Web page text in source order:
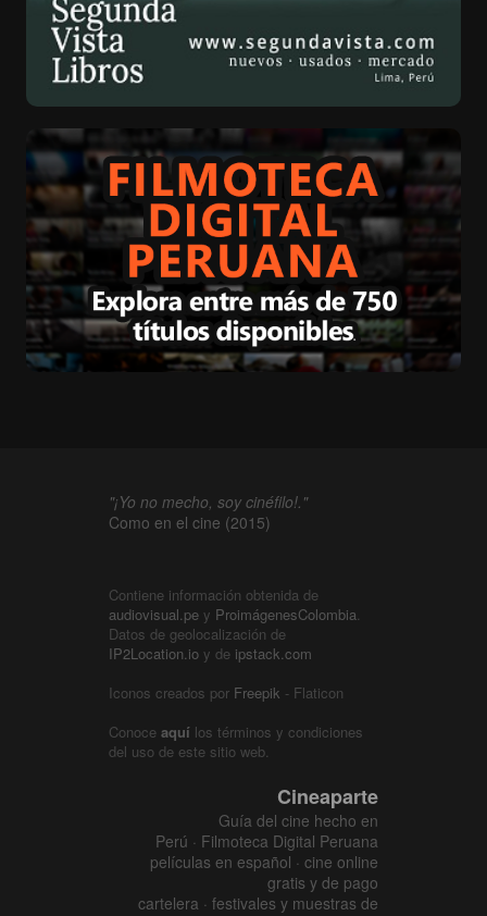
"¡Yo no mecho, soy cinéfilo!."
Como en el cine (2015)
Contiene información obtenida de
audiovisual.pe y ProimágenesColombia.
Datos de geolocalización de
IP2Location.io y de ipstack.com
Iconos creados por Freepik - Flaticon
Conoce aquí los términos y condiciones
del uso de este sitio web.
Cineaparte
Guía del cine hecho en
Perú · Filmoteca Digital Peruana
películas en español · cine online
gratis y de pago
cartelera · festivales y muestras de